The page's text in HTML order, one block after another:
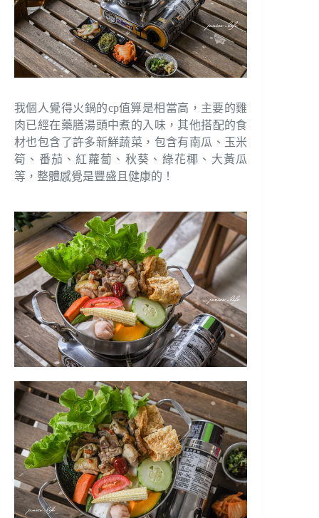
我個人覺得火鍋的cp值算是相當高，主要的雞
肉已經在藥膳湯頭中煮的入味，其他搭配的食
材也包含了許多新鮮蔬菜，包含有南瓜、玉米
筍、番茄、紅蘿蔔、秋葵、綠花椰、大黃瓜
等，整體感覺是豐盛且健康的！